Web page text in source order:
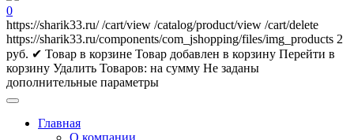
0
https://sharik33.ru/ /cart/view /catalog/product/view /cart/delete
https://sharik33.ru/components/com_jshopping/files/img_products 2
руб. ✔ Товар в корзине Товар добавлен в корзину Перейти в
корзину Удалить Товаров: на сумму Не заданы
дополнительные параметры
Главная
О компании